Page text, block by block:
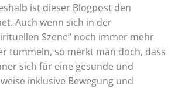
ist dieser Blogpost den
Auch wenn sich in der
Szene“ noch immer mehr
tummeln, so merkt man doch, dass
sich für eine gesunde und
inklusive Bewegung und